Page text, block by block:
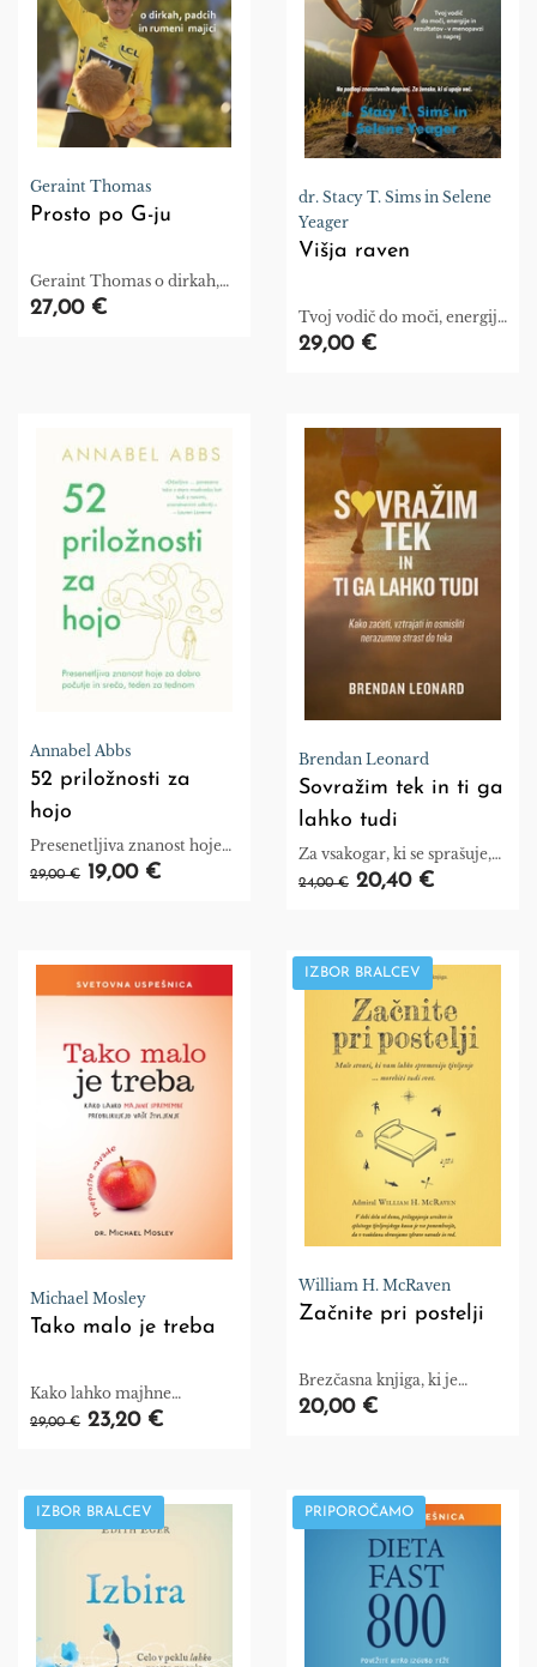
Geraint Thomas
Prosto po G-ju
Geraint Thomas o dirkah,
padcih in rumeni majici
27,00 €
dr. Stacy T. Sims in Selene
Yeager
Višja raven
Tvoj vodič do moči, energije
in rezultatov – v menopavzi
29,00 €
Annabel Abbs
52 priložnosti za
hojo
Presenetljiva znanost hoje
za dobro počutje in srečo,
29,00 € 19,00 €
Brendan Leonard
Sovražim tek in ti ga
lahko tudi
Za vsakogar, ki se sprašuje,
ali zmore še korak dlje.
24,00 € 20,40 €
Michael Mosley
Tako malo je treba
Kako lahko majhne
spremembe preoblikujejo
29,00 € 23,20 €
IZBOR BRALCEV
William H. McRaven
Začnite pri postelji
Brezčasna knjiga, ki je
napisana z izjemno
20,00 €
IZBOR BRALCEV PRIPOROČAMO